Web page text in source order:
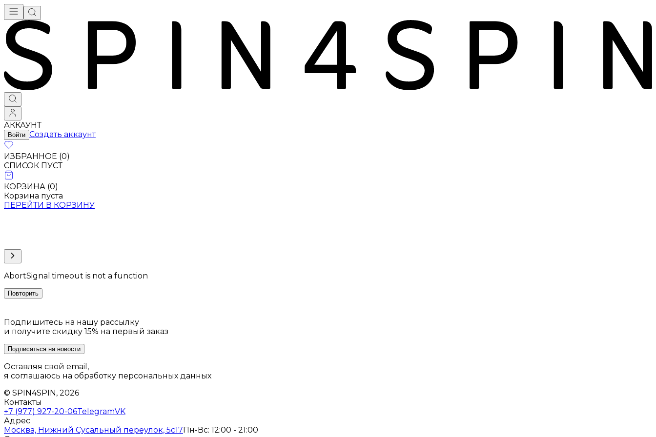
АККАУНТ
Войти Создать аккаунт
ИЗБРАННОЕ (0)
СПИСОК ПУСТ
КОРЗИНА (0)
Корзина пуста
ПЕРЕЙТИ В КОРЗИНУ
AbortSignal.timeout is not a function
Повторить
Подпишитесь на нашу рассылку
и получите скидку 15% на первый заказ
Подписаться на новости
Оставляя свой email,
я соглашаюсь на обработку персональных данных
© SPIN4SPIN, 2026
Контакты
+7 (977) 927-20-06TelegramVK
Адрес
Москва, Нижний Сусальный переулок, 5с17 Пн-Вс: 12:00 - 21:00